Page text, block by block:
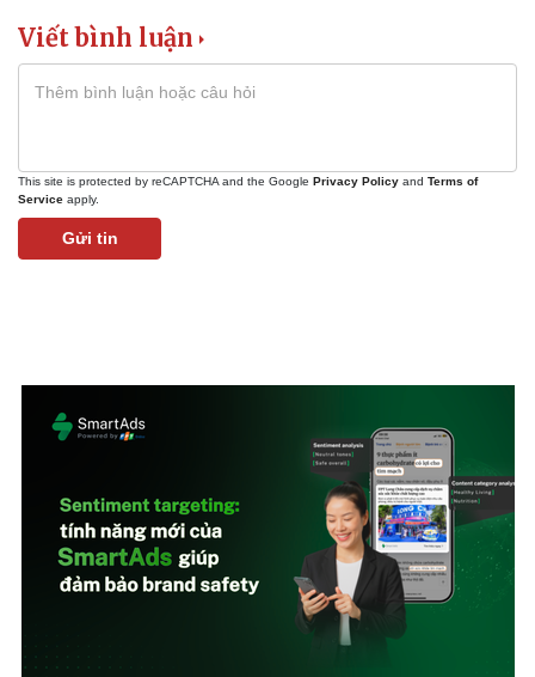
Viết bình luận
This site is protected by reCAPTCHA and the Google Privacy Policy and Terms of
Service apply.
Gửi tin